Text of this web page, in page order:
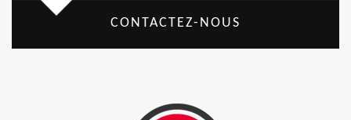
CONTACTEZ-NOUS